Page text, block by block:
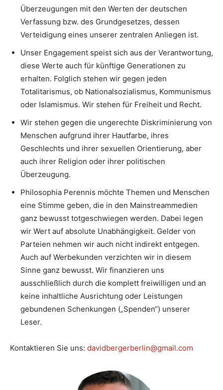
Überzeugungen mit den Werten der deutschen
Verfassung bzw. des Grundgesetzes, dessen
Verteidigung eines unserer zentralen Anliegen ist.
Unser Engagement speist sich aus der Verantwortung,
diese Werte auch für künftige Generationen zu
erhalten. Folglich stehen wir gegen jeden
Totalitarismus, ob Nationalsozialismus, Kommunismus
oder Islamismus. Wir stehen für Freiheit und Recht.
Wir stehen gegen die ungerechte Diskriminierung von
Menschen aufgrund ihrer Hautfarbe, ihres
Geschlechts und ihrer sexuellen Orientierung, aber
auch ihrer Religion oder ihrer politischen
Überzeugung.
Philosophia Perennis möchte Themen und Menschen
eine Stimme geben, die in den Mainstreammedien
ganz bewusst totgeschwiegen werden. Dabei legen
wir Wert auf absolute Unabhängigkeit. Gelder von
Parteien nehmen wir auch nicht indirekt entgegen.
Auch auf Werbekunden verzichten wir in diesem
Sinne ganz bewusst. Wir finanzieren uns
ausschließlich durch die komplett freiwilligen und an
keine inhaltliche Ausrichtung oder Leistungen
gebundenen Schenkungen („Spenden“) unserer
Leser.
Kontaktieren Sie uns: davidbergerberlin@gmail.com